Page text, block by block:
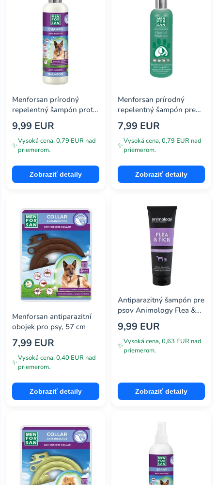
Menforsan prírodný
repelentný šampón proti
hmyzu z Nimbového oleja
300ml
9,99 EUR
✨Vysoká cena, 0,79 EUR nad
priemerom.
Zobraziť detaily
Menforsan prírodný
repelentný šampón pre
mačky 300ml
7,99 EUR
✨Vysoká cena, 0,79 EUR nad
priemerom.
Zobraziť detaily
Menforsan antiparazitní
obojek pro psy, 57 cm
7,99 EUR
✨Vysoká cena, 0,40 EUR nad
priemerom.
Zobraziť detaily
Antiparazitný šampón pre
psov Animology Flea &
Tick
9,99 EUR
✨Vysoká cena, 0,63 EUR nad
priemerom.
Zobraziť detaily